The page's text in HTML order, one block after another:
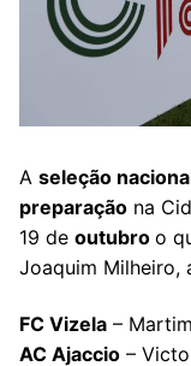
A seleção
preparação na
19 de outubro o
Joaquim Milheiro,
FC Vizela –
AC Ajaccio –